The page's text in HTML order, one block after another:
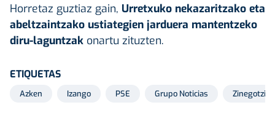
Horretaz guztiaz gain, Urretxuko nekazaritzako eta
abeltzaintzako ustiategien jarduera mantentzeko
diru-laguntzak onartu zituzten.
ETIQUETAS
Azken Izango PSE Grupo Noticias Zinegotziak